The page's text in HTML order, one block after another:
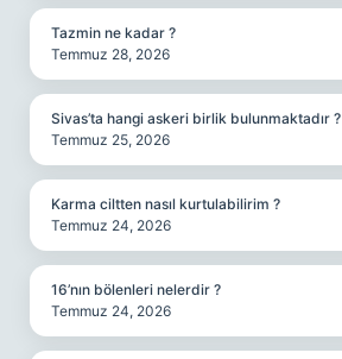
Tazmin ne kadar ?
Temmuz 28, 2026
Sivas’ta hangi askeri birlik bulunmaktadır ?
Temmuz 25, 2026
Karma ciltten nasıl kurtulabilirim ?
Temmuz 24, 2026
16’nın bölenleri nelerdir ?
Temmuz 24, 2026